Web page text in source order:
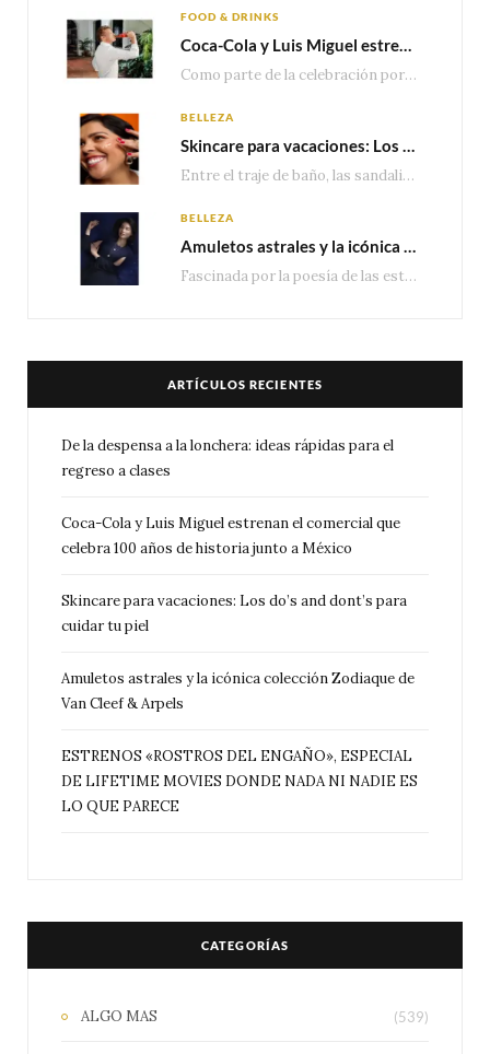
FOOD & DRINKS
Coca-Cola y Luis Miguel estrenan el comercial que celebra 100 años de historia junto a México
Como parte de la celebración por sus primeros 100 años enMéxico, Coca-Cola presenta hoy el…
BELLEZA
Skincare para vacaciones: Los do’s and dont’s para cuidar tu piel
Entre el traje de baño, las sandalias, los lentes de sol y los looks que…
BELLEZA
Amuletos astrales y la icónica colección Zodiaque de Van Cleef & Arpels
Fascinada por la poesía de las estrellas, la Maison Van Cleef & Arpels celebra la llegada de las…
ARTÍCULOS RECIENTES
De la despensa a la lonchera: ideas rápidas para el
regreso a clases
Coca-Cola y Luis Miguel estrenan el comercial que
celebra 100 años de historia junto a México
Skincare para vacaciones: Los do’s and dont’s para
cuidar tu piel
Amuletos astrales y la icónica colección Zodiaque de
Van Cleef & Arpels
ESTRENOS «ROSTROS DEL ENGAÑO», ESPECIAL
DE LIFETIME MOVIES DONDE NADA NI NADIE ES
LO QUE PARECE
CATEGORÍAS
ALGO MAS (539)